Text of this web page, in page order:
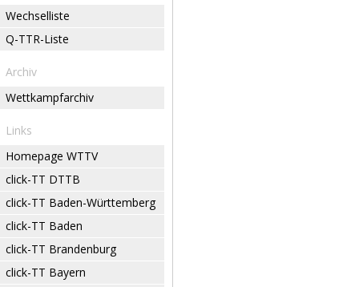
Wechselliste
Q-TTR-Liste
Archiv
Wettkampfarchiv
Links
Homepage WTTV
click-TT DTTB
click-TT Baden-Württemberg
click-TT Baden
click-TT Brandenburg
click-TT Bayern